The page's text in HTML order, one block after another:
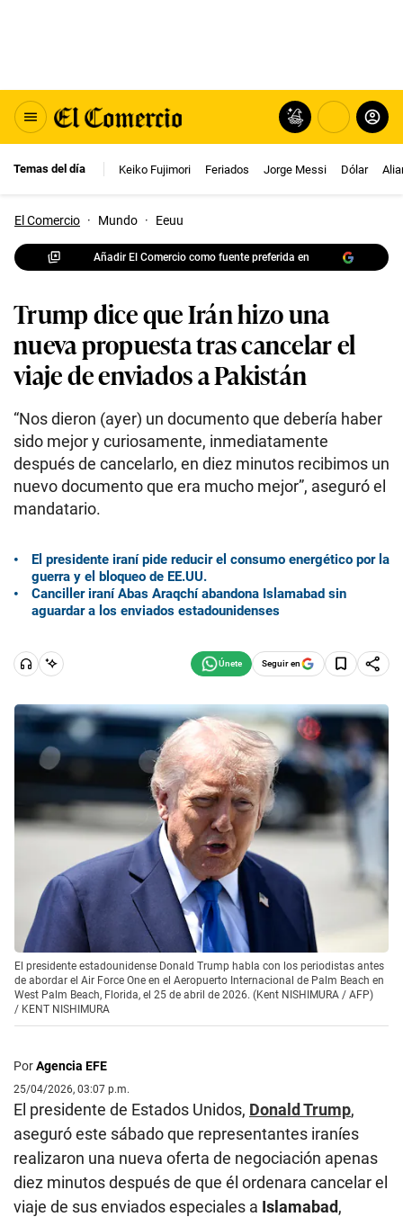
Temas del día Keiko Fujimori Feriados Jorge Messi Dólar
El Comercio · Mundo · Eeuu
Añadir El Comercio como fuente preferida en
Trump dice que Irán hizo una
nueva propuesta tras cancelar el
viaje de enviados a Pakistán
“Nos dieron (ayer) un documento que debería haber
sido mejor y curiosamente, inmediatamente
después de cancelarlo, en diez minutos recibimos un
nuevo documento que era mucho mejor”, aseguró el
mandatario.
El presidente iraní pide reducir el consumo energético por la
guerra y el bloqueo de EE.UU.
Canciller iraní Abas Araqchí abandona Islamabad sin
aguardar a los enviados estadounidenses
Seguir en
El presidente estadounidense Donald Trump habla con los periodistas antes
de abordar el Air Force One en el Aeropuerto Internacional de Palm Beach en
West Palm Beach, Florida, el 25 de abril de 2026. (Kent NISHIMURA / AFP)
/ KENT NISHIMURA
PorAgencia EFE
25/04/2026, 03:07 p.m.
El presidente de Estados Unidos, Donald Trump,
aseguró este sábado que representantes iraníes
realizaron una nueva oferta de negociación apenas
diez minutos después de que él ordenara cancelar el
viaje de sus enviados especiales a Islamabad,